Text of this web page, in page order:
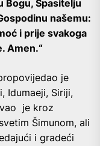
Bogu, Spasitelju
našemu:
i prije svakoga
Amen.“
je
Idumaeji, Siriji,
je kroz
Šimunom, ali
i gradeći